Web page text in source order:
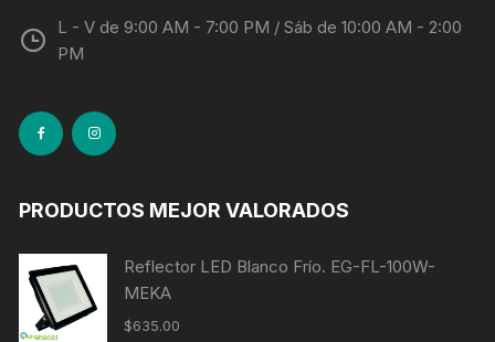
L - V de 9:00 AM - 7:00 PM / Sáb de 10:00 AM - 2:00
PM
PRODUCTOS MEJOR VALORADOS
Reflector LED Blanco Frío. EG-FL-100W-
MEKA
$635.00